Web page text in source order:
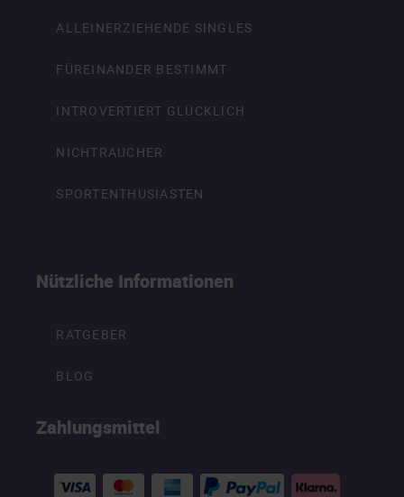
ALLEINERZIEHENDE SINGLES
FÜREINANDER BESTIMMT
INTROVERTIERT GLÜCKLICH
NICHTRAUCHER
SPORTENTHUSIASTEN
Nützliche Informationen
RATGEBER
BLOG
Zahlungsmittel